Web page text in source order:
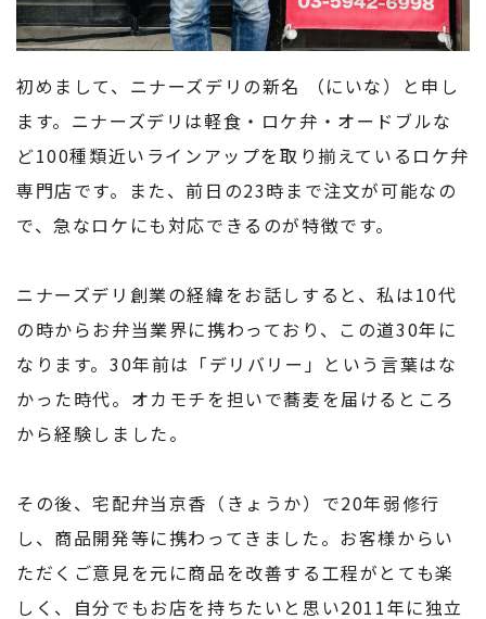
初めまして、ニナーズデリの新名 （にいな）と申し
ます。ニナーズデリは軽食・ロケ弁・オードブルな
ど100種類近いラインアップを取り揃えているロケ弁
専門店です。また、前日の23時まで注文が可能なの
で、急なロケにも対応できるのが特徴です。
ニナーズデリ創業の経緯をお話しすると、私は10代
の時からお弁当業界に携わっており、この道30年に
なります。30年前は「デリバリー」という言葉はな
かった時代。オカモチを担いで蕎麦を届けるところ
から経験しました。
その後、宅配弁当京香（きょうか）で20年弱修行
し、商品開発等に携わってきました。お客様からい
ただくご意見を元に商品を改善する工程がとても楽
しく、自分でもお店を持ちたいと思い2011年に独立